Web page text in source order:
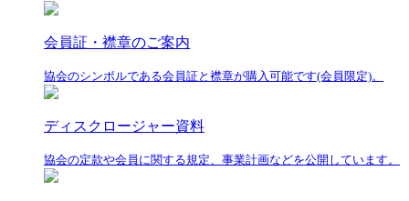
会員証・襟章のご案内
協会のシンボルである会員証と襟章が購入可能です(会員限定)。
ディスクロージャー資料
協会の定款や会員に関する規定、事業計画などを公開しています。